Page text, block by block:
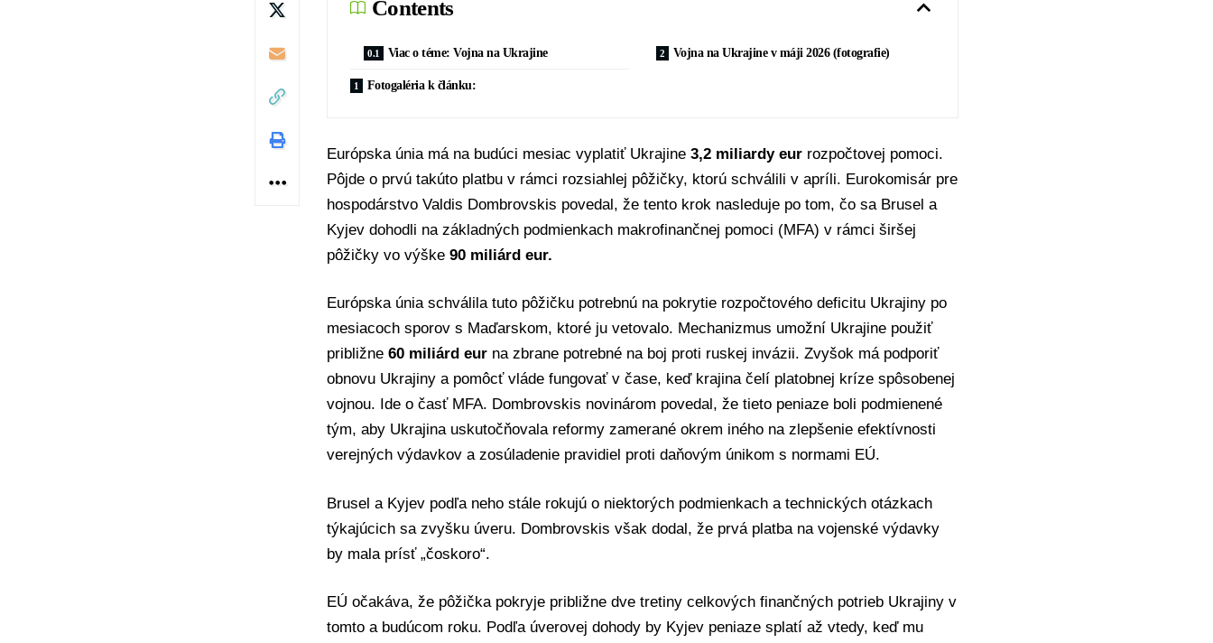
Contents
Viac o téme: Vojna na Ukrajine
Fotogaléria k článku:
Vojna na Ukrajine v máji 2026 (fotografie)
Európska úniamá na budúci mesiac vyplatiť Ukrajine 3,2 miliardy eur rozpočtovej pomoci.
Pôjde o prvú takúto platbu v rámci rozsiahlej pôžičky, ktorú schválili v apríli. Eurokomisár pre
hospodárstvo Valdis Dombrovskis povedal, že tento krok nasleduje po tom, čo sa Brusel a
Kyjev dohodli na základných podmienkach makrofinančnej pomoci (MFA) v rámci širšej
pôžičky vo výške 90 miliárd eur.
Európska únia schválila tuto pôžičku potrebnú na pokrytie rozpočtového deficitu Ukrajiny po
mesiacoch sporov s Maďarskom, ktoré ju vetovalo. Mechanizmus umožní Ukrajine použiť
približne 60 miliárd eur na zbrane potrebné na boj proti ruskej invázii. Zvyšok má podporiť
obnovu Ukrajiny a pomôcť vláde fungovať v čase, keď krajina čelí platobnej kríze spôsobenej
vojnou. Ide o časť MFA. Dombrovskis novinárom povedal, že tieto peniaze boli podmienené
tým, aby Ukrajina uskutočňovala reformy zamerané okrem iného na zlepšenie efektívnosti
verejných výdavkov a zosúladenie pravidiel proti daňovým únikom s normami EÚ.
Brusel a Kyjev podľa neho stále rokujú o niektorých podmienkach a technických otázkach
týkajúcich sa zvyšku úveru. Dombrovskis však dodal, že prvá platba na vojenské výdavky
by mala prísť „čoskoro“.
EÚ očakáva, že pôžička pokryje približne dve tretiny celkových finančných potrieb Ukrajiny v
tomto a budúcom roku. Podľa úverovej dohody by Kyjev peniaze splatí až vtedy, keď mu